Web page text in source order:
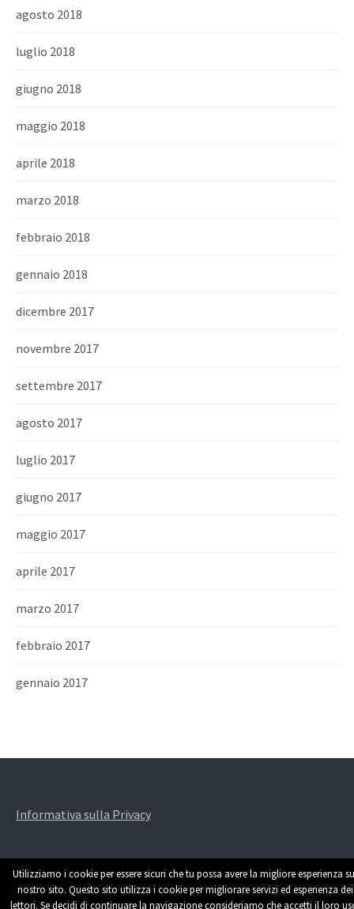
agosto 2018
luglio 2018
giugno 2018
maggio 2018
aprile 2018
marzo 2018
febbraio 2018
gennaio 2018
dicembre 2017
novembre 2017
settembre 2017
agosto 2017
luglio 2017
giugno 2017
maggio 2017
aprile 2017
marzo 2017
febbraio 2017
gennaio 2017
Informativa sulla Privacy
Utilizziamo i cookie per essere sicuri che tu possa avere la migliore esperienza
nostro sito. Questo sito utilizza i cookie per migliorare servizi ed esperienza dei
lettori. Se decidi di continuare la navigazione consideriamo che accetti il loro